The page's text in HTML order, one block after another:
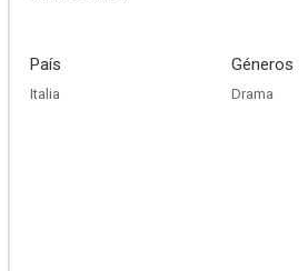
País
Italia
Géneros
Drama